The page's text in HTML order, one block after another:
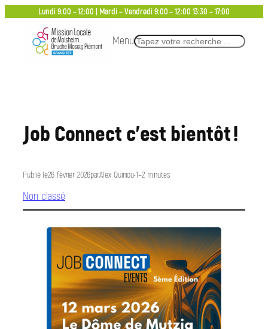
contenu
Lundi 9:00 – 12:00 | Mardi – Vendredi 9:00 – 12:00 13:30 – 17:00
MenuRechercher
Job Connect c’est bientôt !
Publié le26 février 2026parAlex Quiniou•1–2 minutes
Non classé